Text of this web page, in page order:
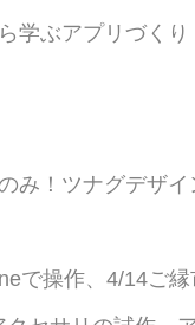
学ぶアプリづく
み！ツナグデザ
で操作、4/14ご